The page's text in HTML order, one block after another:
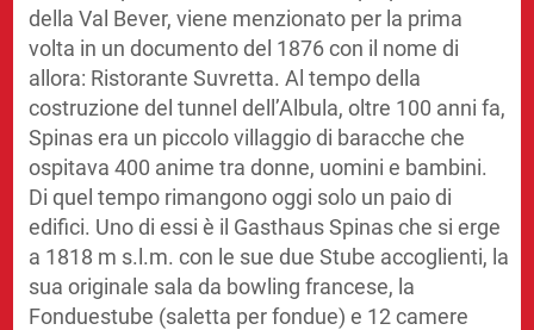
della Val Bever, viene menzionato per la prima
volta in un documento del 1876 con il nome di
allora: Ristorante Suvretta. Al tempo della
costruzione del tunnel dell’Albula, oltre 100 anni fa,
Spinas era un piccolo villaggio di baracche che
ospitava 400 anime tra donne, uomini e bambini.
Di quel tempo rimangono oggi solo un paio di
edifici. Uno di essi è il Gasthaus Spinas che si erge
a 1818 m s.l.m. con le sue due Stube accoglienti, la
sua originale sala da bowling francese, la
Fonduestube (saletta per fondue) e 12 camere